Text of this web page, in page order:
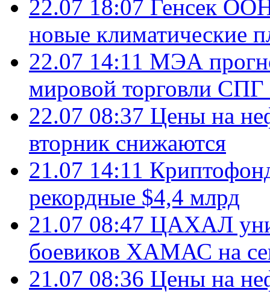
22.07 18:07 Генсек ООН
новые климатические
22.07 14:11 МЭА
мировой торговли СПГ
22.07 08:37 Цены на
вторник снижаются
21.07 14:11
рекордные $4,4 млрд
21.07 08:47 ЦАХАЛ
боевиков ХАМАС на
21.07 08:36 Цены на